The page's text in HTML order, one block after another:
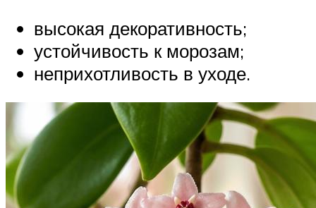
высокая декоративность;
устойчивость к морозам;
неприхотливость в уходе.